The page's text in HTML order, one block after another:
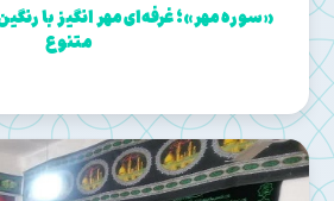
«سوره مهر»؛ غرفه‌ای مهر انگیز با
متنوع